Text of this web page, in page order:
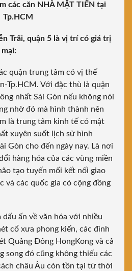
các căn NHÀ MẶT TIỂN tại
Tp.HCM
Trãi, quận 5 là vị trí có giá trị
quận trung tâm có vị thế
Tp.HCM. Với đặc thù là quận
nhất Sài Gòn nếu không nói
nhờ đó mà hình thành nên
là trung tâm kinh tế có mật
xuyên suốt lịch sử hình
Gòn cho đến ngày nay. Là nơi
hàng hóa của các vùng miền
tạo tuyến mối kết nối giao
và các quốc gia có cộng đồng
ấn về văn hóa với nhiều
cổ xưa phong kiến, các đình
Quảng Đông HongKong và cả
song đó cũng không thiếu các
châu Âu còn tồn tại từ thời